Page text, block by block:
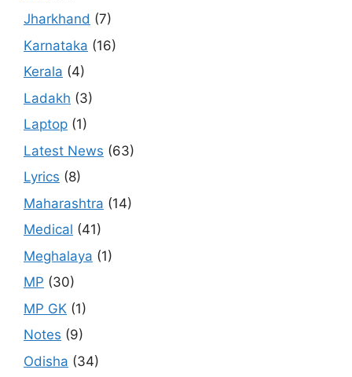
Jharkhand (7)
Karnataka (16)
Kerala (4)
Ladakh (3)
Laptop (1)
Latest News (63)
Lyrics (8)
Maharashtra (14)
Medical (41)
Meghalaya (1)
MP (30)
MP GK (1)
Notes (9)
Odisha (34)